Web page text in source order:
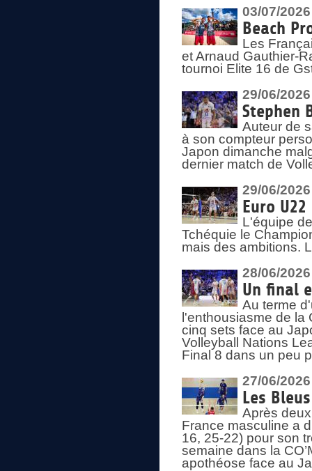
03/07/2026
Beach
Les
et Arnaud Gauthier-
tournoi Elite 16 de
29/06/2026
Stephen
Auteur de
à son compteur
Japon dimanche
dernier match de
29/06/2026
Euro
L'équipe
Tchéquie le
mais des ambitions.
28/06/2026
Un final
Au terme
l'enthousiasme de
cinq sets face au
Volleyball Nations
Final 8 dans un peu
27/06/2026
Les
Après
France masculine a
16, 25-22) pour son
semaine dans la
apothéose face au